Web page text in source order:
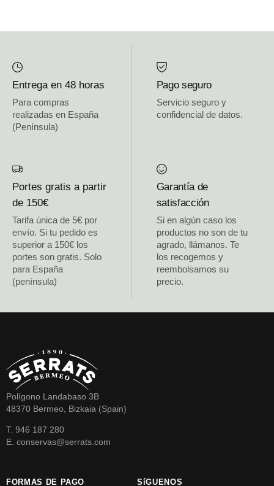
Entrega en 48 horas
Para compras
realizadas en España
(Península)
Pago seguro
Servicio seguro y
confidencial de datos.
Portes gratis a partir
de 150€
Tarifa única de 5€ por
envío. Si tu pedido es
superior a 150€ los
portes son gratis. Solo
para España
(península)
Garantía de
satisfacción
Si en algún caso los
productos no son de tu
agrado, llámanos. Te
los recogemos y
reembolsamos su
precio.
Polígono Landabaso 3B
48370 Bermeo, Bizkaia (Spain)
T. 946 187 280
E. conservas@serrats.com
FORMAS DE PAGO SíGUENOS